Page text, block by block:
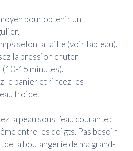
pour obtenir un
selon la taille (voir tableau).
la pression chuter
15 minutes).
le panier et rincez les
froide.
la peau sous l’eau courante :
entre les doigts. Pas besoin
de la boulangerie de ma grand-